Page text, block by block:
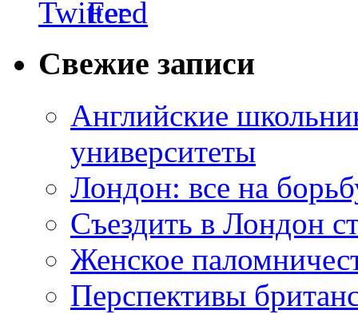
Свежие записи
Английские
университеты
Лондон: все на
Съездить в Лондон
Женское
Перспективы